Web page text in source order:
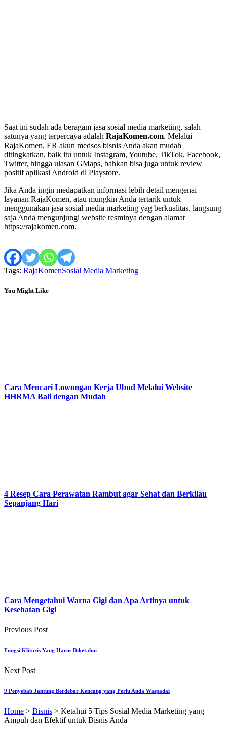
Saat ini sudah ada beragam jasa sosial media marketing, salah
satunya yang terpercaya adalah RajaKomen.com. Melalui
RajaKomen, ER akun medsos bisnis Anda akan mudah
ditingkatkan, baik itu untuk Instagram, Youtube, TikTok, Facebook,
Twitter, hingga ulasan GMaps, bahkan bisa juga untuk review
positif aplikasi Android di Playstore.
Jika Anda ingin medapatkan informasi lebih detail mengenai
layanan RajaKomen, atau mungkin Anda tertarik untuk
menggunakan jasa sosial media marketing yag berkualitas, langsung
saja Anda mengunjungi website resminya dengan alamat
https://rajakomen.com.
Tags: RajaKomenSosial Media Marketing
You Might Like
Cara Mencari Lowongan Kerja Ubud Melalui Website
HHRMA Bali dengan Mudah
4 Resep Cara Perawatan Rambut agar Sehat dan Berkilau
Sepanjang Hari
Cara Mengetahui Warna Gigi dan Apa Artinya untuk
Kesehatan Gigi
Previous Post
Fungsi Klitoris Yang Harus Diketahui
Next Post
9 Penyebab Jantung Berdebar Kencang yang Perlu Anda Waspadai
Home > Bisnis > Ketahui 5 Tips Sosial Media Marketing yang
Ampuh dan Efektif untuk Bisnis Anda